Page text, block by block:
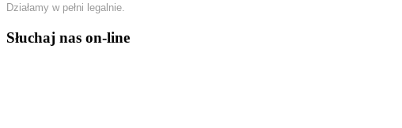
Działamy w pełni legalnie.
Słuchaj nas on-line